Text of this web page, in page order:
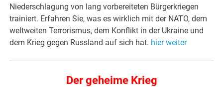
Niederschlagung von lang vorbereiteten Bürgerkriegen
trainiert. Erfahren Sie, was es wirklich mit der NATO, dem
weltweiten Terrorismus, dem Konflikt in der Ukraine und
dem Krieg gegen Russland auf sich hat. hier weiter
Der geheime Krieg